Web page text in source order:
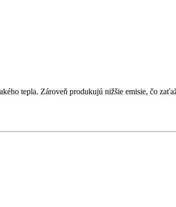
tepla. Zároveň produkujú nižšie emisie, čo